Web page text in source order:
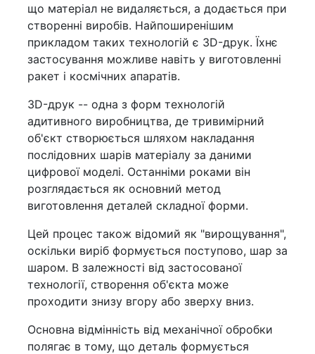
що матеріал не видаляється, а додається при
створенні виробів. Найпоширенішим
прикладом таких технологій є 3D-друк. Їхнє
застосування можливе навіть у виготовленні
ракет і космічних апаратів.
3D-друк -- одна з форм технологій
адитивного виробництва, де тривимірний
об'єкт створюється шляхом накладання
послідовних шарів матеріалу за даними
цифрової моделі. Останніми роками він
розглядається як основний метод
виготовлення деталей складної форми.
Цей процес також відомий як "вирощування",
оскільки виріб формується поступово, шар за
шаром. В залежності від застосованої
технології, створення об'єкта може
проходити знизу вгору або зверху вниз.
Основна відмінність від механічної обробки
полягає в тому, що деталь формується